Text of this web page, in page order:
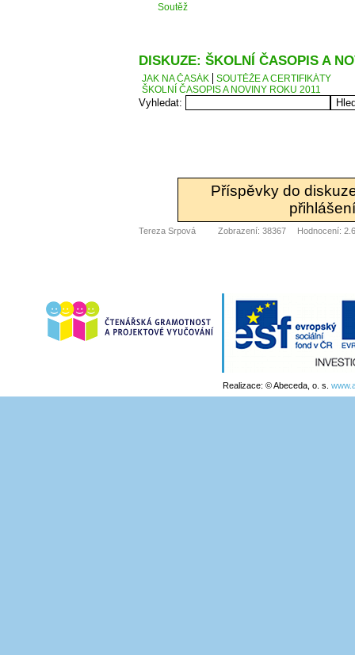
Soutěž
DISKUZE: ŠKOLNÍ ČASOPIS A
JAK NA ČASÁK
SOUTĚŽE A CERTIFIKÁTY
ŠKOLNÍ ČASOPIS A NOVINY ROKU 2011
Vyhledat:
Příspěvky do
Tereza Srpová Zobrazení: 38367 Hodnocení:
Realizace: © Abeceda, o. s.